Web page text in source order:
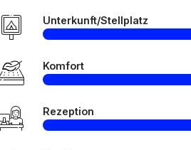
Unterkunft/Stellplatz
Komfort
Rezeption